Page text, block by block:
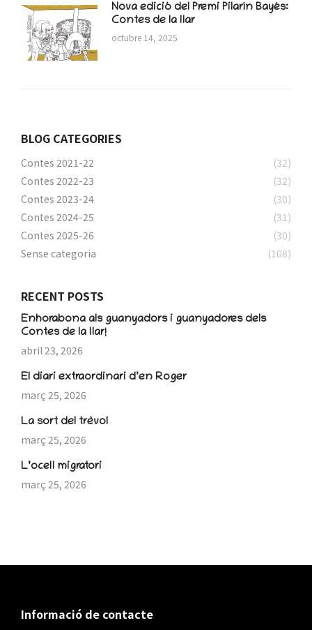
Nova edició del Premi Pilarín Bayés:
Contes de la llar
octubre 14, 2025
BLOG CATEGORIES
Contes 2021-22
(32)
Contes 2022-23
(32)
Contes 2023-24
(30)
Contes 2024-25
(31)
Contes 2025-26
(30)
Sense categoria
(108)
RECENT POSTS
Enhorabona als guanyadors i guanyadores dels
Contes de la llar!
abril 23, 2026
El diari extraordinari d’en Roger
març 25, 2026
La sort del trèvol
març 25, 2026
L’ocell migratori
març 25, 2026
Informació de contacte